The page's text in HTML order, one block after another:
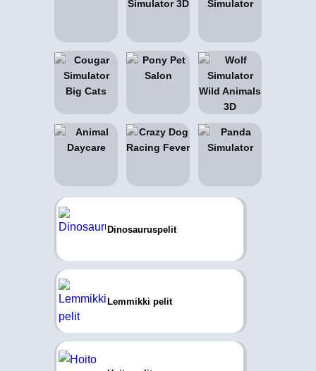
Dinosauruspelit
Lemmikki pelit